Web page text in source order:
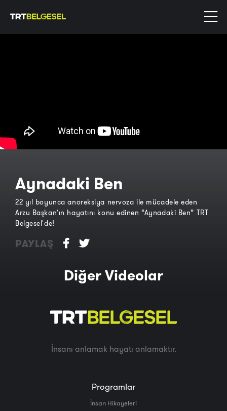
Aynadaki Ben
22 yıl boyunca anoreksiya nervoza ile mücadele eden
Arzu Başkan’ın hayatını konu edinen “Aynadaki Ben” TRT
Belgesel'de!
PAYLAŞ
Diğer Videolar
İnsanı anlamak hayatı anlamaktır.
Programlar
İnsan Hikayeleri